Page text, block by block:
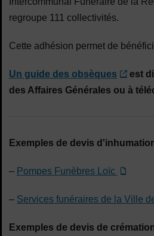
regroupe 111 collectivités.
Cette adhésion permet de
Un guide des obsèques
est
des Affaires Générales ou à
Exemples de devis
– Pompes Funèbres Loïc
– Services funéraires de la Ville
Exemples de devis de